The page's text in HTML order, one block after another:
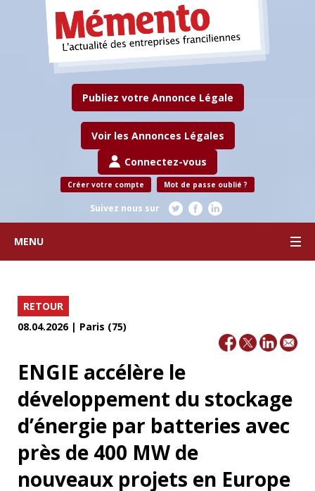
Publiez votre Annonce Légale
Voir les Annonces Légales
Connectez-vous
Créer votre compte Mot de passe oublié ?
Suivez nous sur
MENU
RETOUR
08.04.2026 | Paris (75)
ENGIE accélère le
développement du stockage
d’énergie par batteries avec
près de 400 MW de
nouveaux projets en Europe